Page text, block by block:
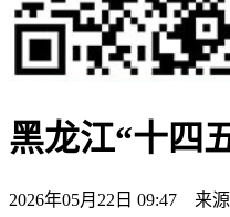
黑龙江“十四
2026年05月22日 09:47 来源